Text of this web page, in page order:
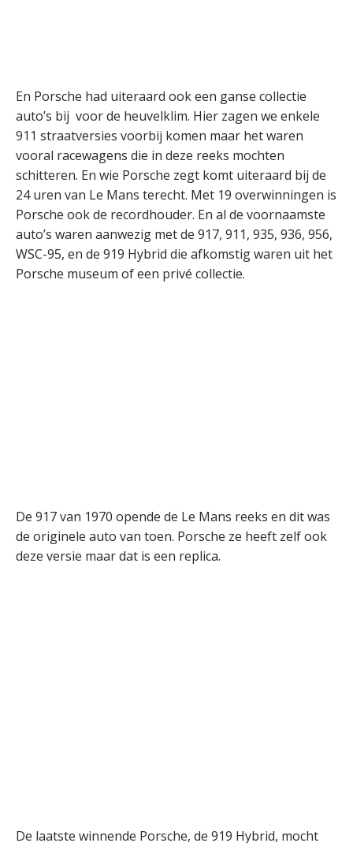
En Porsche had uiteraard ook een ganse collectie
auto’s bij voor de heuvelklim. Hier zagen we enkele
911 straatversies voorbij komen maar het waren
vooral racewagens die in deze reeks mochten
schitteren. En wie Porsche zegt komt uiteraard bij de
24 uren van Le Mans terecht. Met 19 overwinningen is
Porsche ook de recordhouder. En al de voornaamste
auto’s waren aanwezig met de 917, 911, 935, 936, 956,
WSC-95, en de 919 Hybrid die afkomstig waren uit het
Porsche museum of een privé collectie.
De 917 van 1970 opende de Le Mans reeks en dit was
de originele auto van toen. Porsche ze heeft zelf ook
deze versie maar dat is een replica.
De laatste winnende Porsche, de 919 Hybrid, mocht